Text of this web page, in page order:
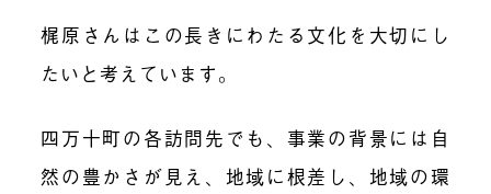
梶原さんはこの長きにわたる文化を大切にし
たいと考えています。
四万十町の各訪問先でも、 事業の背景には自
然の豊かさ が見え、 地域に根差し、地域の環